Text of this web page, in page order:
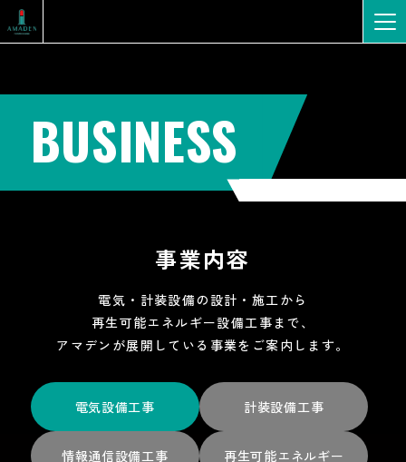
BUSINESS
事業内容
電気・計装設備の設計・施工から
再生可能エネルギー設備工事まで、
アマデンが展開している事業を ご案内します。
電気設備工事 計装設備工事
情報通信設備工事 再生可能エネルギー